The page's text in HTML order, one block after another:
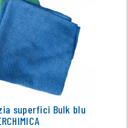
superfici Bulk blu